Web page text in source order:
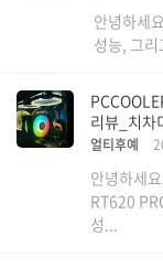
안녕하세
성능, 그
리뷰_치차
얼티후예
안녕하세
RT620
성...